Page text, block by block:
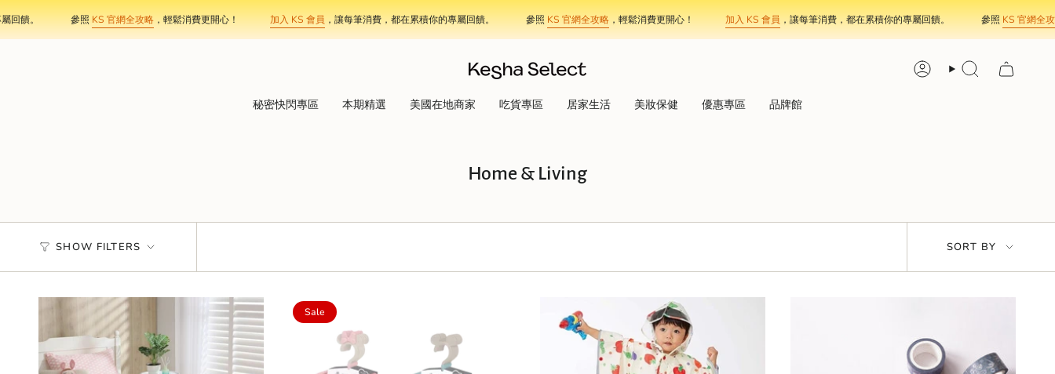
Skip
to
content
參照 KS 官網全攻略，輕鬆消費更開心！ 加入 KS 會員，讓每筆消費，都在累積你的專屬回饋。 參照 KS 官網全攻略，輕鬆消費更開心！ 加入 KS 會員，讓每筆消費，都在累積你的專屬回饋。 參照 KS 官網全攻略，輕
AccountSearch
秘密快閃專區 本期精選 美國在地商家 吃貨專區 居家生活 美妝保健 優惠專區 品牌館
Home & Living
SHOW FILTERS SORT BY
Sale